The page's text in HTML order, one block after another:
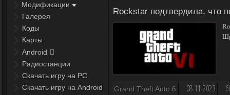
Модификации
Галерея
Коды
Карты
Android
Радиостанции
Скачать игру на PC
Скачать игру на Android
Rockstar подтвердила, что
Grand Theft Auto 6 08-11-2023